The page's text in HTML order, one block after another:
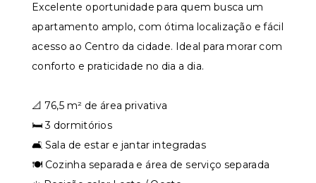
Excelente oportunidade para quem busca um
apartamento amplo, com ótima localização e fácil
acesso ao Centro da cidade. Ideal para morar com
conforto e praticidade no dia a dia.
📐 76,5 m² de área privativa
🛏️ 3 dormitórios
🛋️ Sala de estar e jantar integradas
🍽️ Cozinha separada e área de serviço separada